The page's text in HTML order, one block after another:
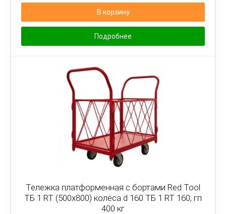
В корзину
Подробнее
Тележка платформенная с бортами Red Tool
ТБ 1 RT (500x800) колёса d 160 ТБ 1 RT 160, гп
400 кг